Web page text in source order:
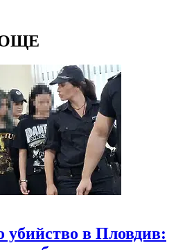
убийство в Пловдив: